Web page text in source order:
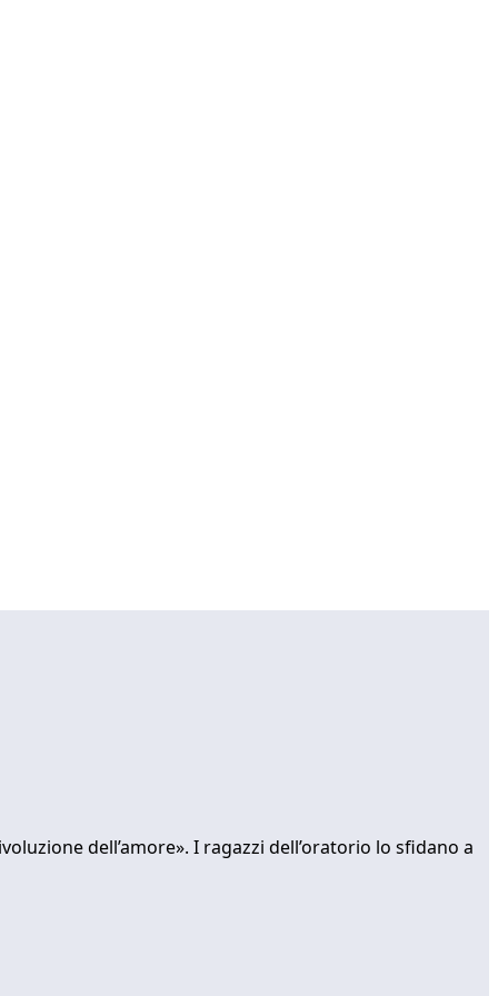
dell’amore». I ragazzi dell’oratorio lo sfidano a